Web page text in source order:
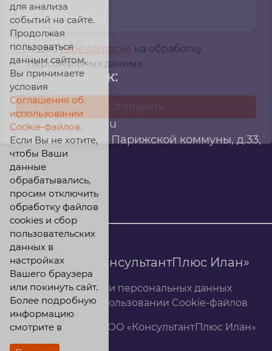
Контакты
Вакансии
Офис продаж:
infomarket@ilan.su
г. Красноярск, ул. Парижской коммуны, д.33,
помещ. 302
ИНН: 2465263327
© 2026 ООО «КонсультантПлюс Илан»
Политика обработки персональных данных
Соглашение об использовании Cookie-файлов
Результаты СОУТ ООО «КонсультантПлюс Илан»
Я даюсвое согласие на обработку
персональных данных
для анализа
событий на сайте.
Продолжая
пользоваться
данным сайтом,
Вы принимаете
условия
Соглашения об
использовании
Cookie-файлов.
Если Вы не хотите,
чтобы Ваши
данные
обрабатывались,
просим отключить
обработку файлов
cookies и сбор
пользовательских
данных в
настройках
Вашего браузера
или покинуть сайт.
Более подробную
информацию
смотрите в